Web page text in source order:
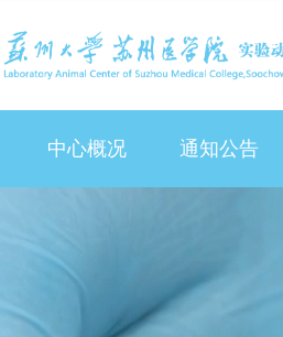
中心概况 通知公告